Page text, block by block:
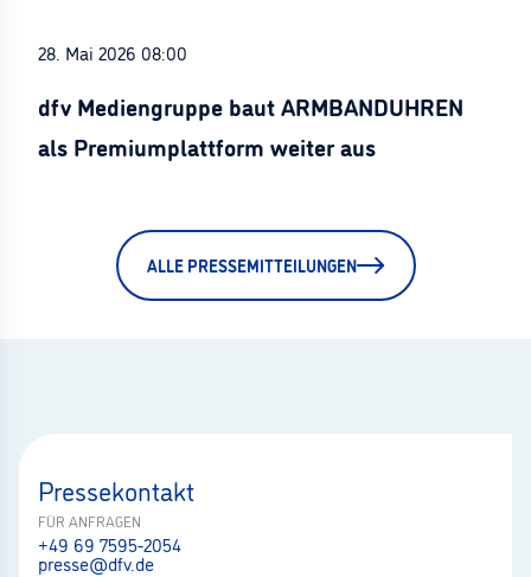
28. Mai 2026 08:00
dfv Mediengruppe baut ARMBANDUHREN
als Premiumplattform weiter aus
ALLE PRESSEMITTEILUNGEN
Pressekontakt
FÜR ANFRAGEN
+49 69 7595-2054
presse@dfv.de